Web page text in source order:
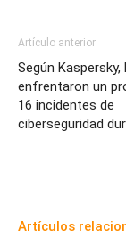
Artículo anterior
Según Kaspersky,
enfrentaron un
16 incidentes de
ciberseguridad
Artículos